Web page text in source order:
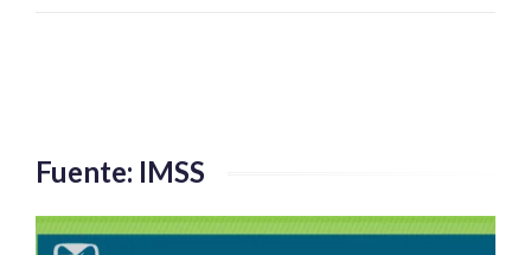
Fuente: IMSS